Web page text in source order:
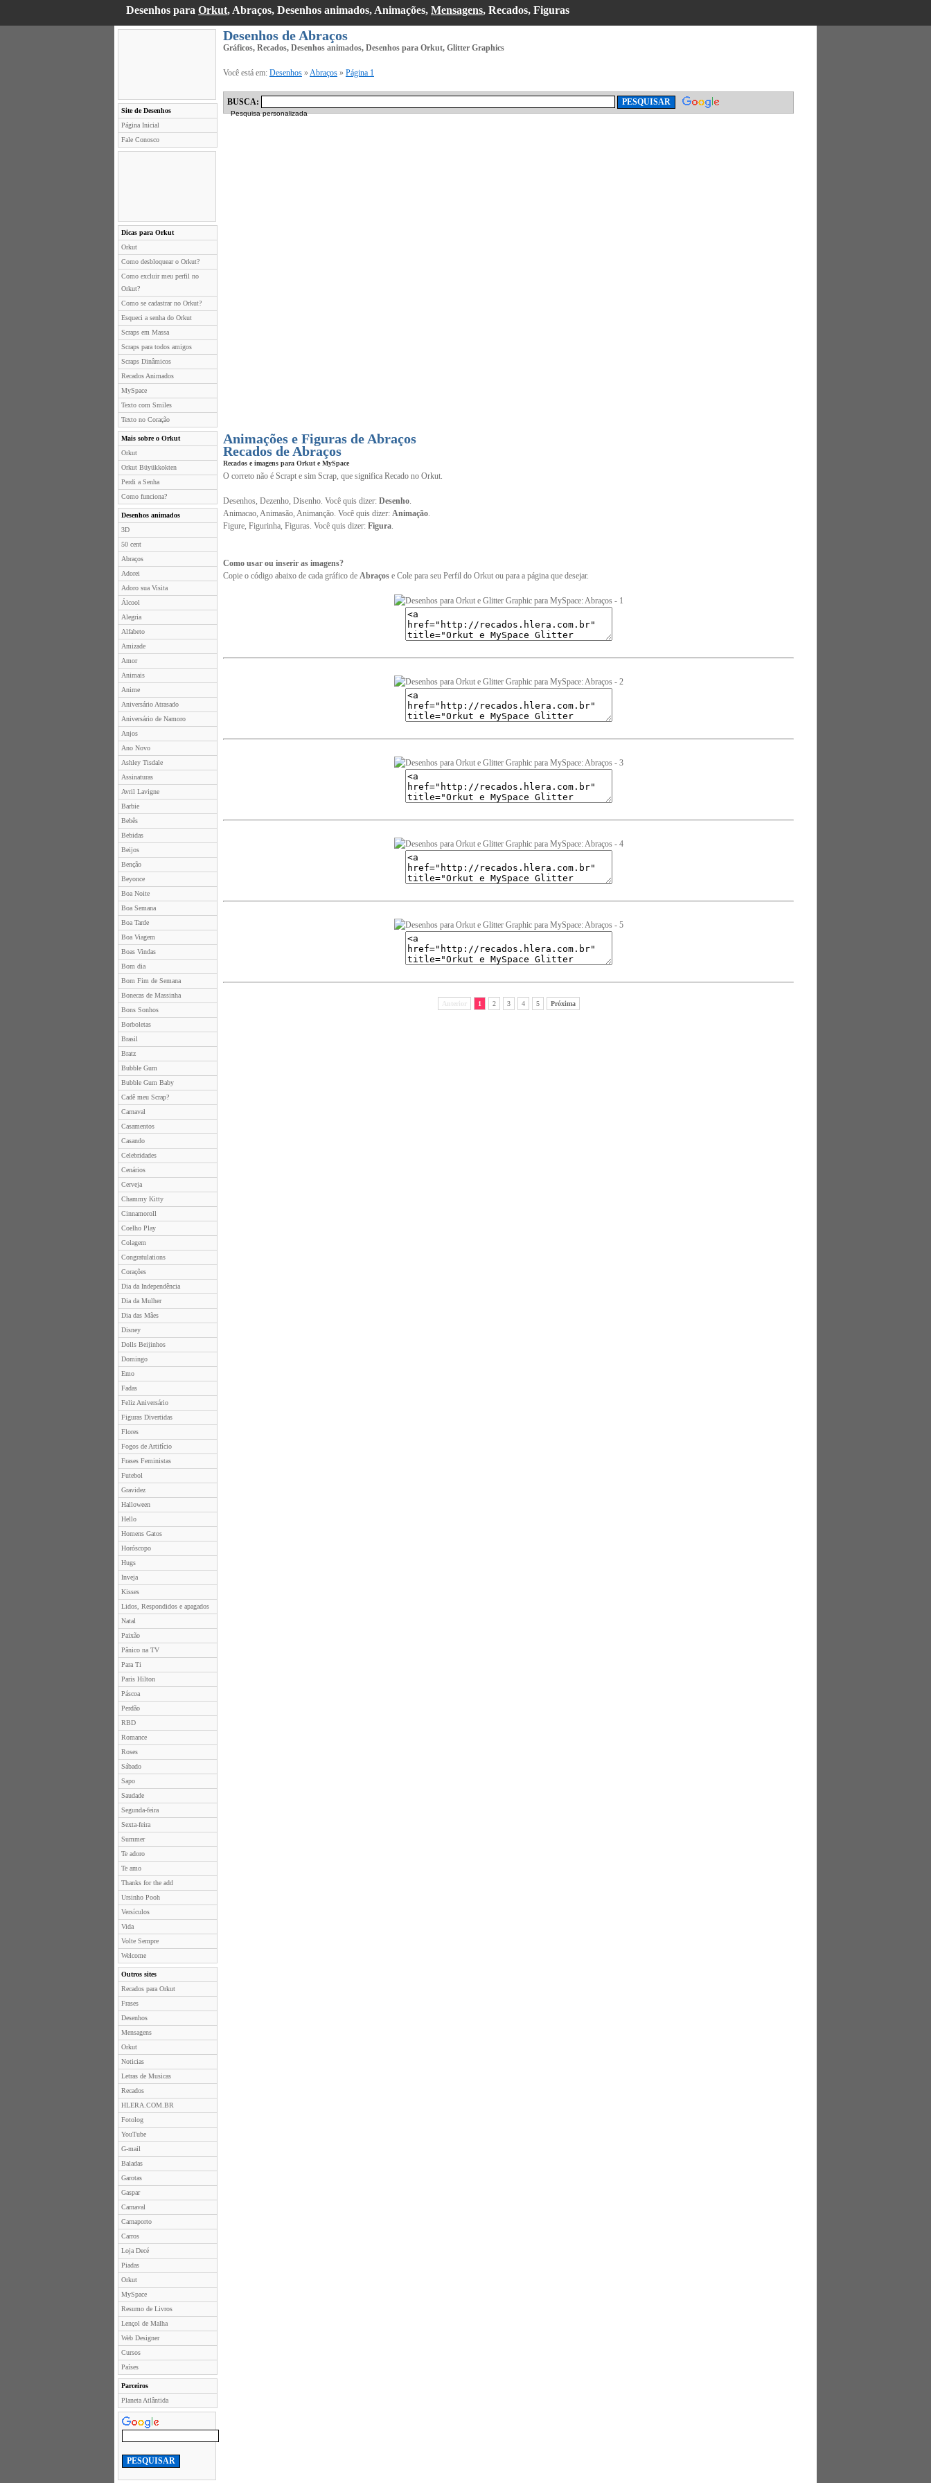
Desenhos para Orkut, Abraços, Desenhos animados, Animações, Mensagens, Recados, Figuras
Site de Desenhos
Página Inicial
Fale Conosco
Dicas para Orkut
Orkut
Como desbloquear o Orkut?
Como excluir meu perfil no
Orkut?
Como se cadastrar no Orkut?
Esqueci a senha do Orkut
Scraps em Massa
Scraps para todos amigos
Scraps Dinâmicos
Recados Animados
MySpace
Texto com Smiles
Texto no Coração
Mais sobre o Orkut
Orkut
Orkut Büyükkokten
Perdi a Senha
Como funciona?
Desenhos animados
3D
50 cent
Abraços
Adorei
Adoro sua Visita
Álcool
Alegria
Alfabeto
Amizade
Amor
Animais
Anime
Aniversário Atrasado
Aniversário de Namoro
Anjos
Ano Novo
Ashley Tisdale
Assinaturas
Avril Lavigne
Barbie
Bebês
Bebidas
Beijos
Benção
Beyonce
Boa Noite
Boa Semana
Boa Tarde
Boa Viagem
Boas Vindas
Bom dia
Bom Fim de Semana
Bonecas de Massinha
Bons Sonhos
Borboletas
Brasil
Bratz
Bubble Gum
Bubble Gum Baby
Cadê meu Scrap?
Carnaval
Casamentos
Casando
Celebridades
Cenários
Cerveja
Chammy Kitty
Cinnamoroll
Coelho Play
Colagem
Congratulations
Corações
Dia da Independência
Dia da Mulher
Dia das Mães
Disney
Dolls Beijinhos
Domingo
Emo
Fadas
Feliz Aniversário
Figuras Divertidas
Flores
Fogos de Artifício
Frases Feministas
Futebol
Gravidez
Halloween
Hello
Homens Gatos
Horóscopo
Hugs
Inveja
Kisses
Lidos, Respondidos e apagados
Natal
Paixão
Pânico na TV
Para Ti
Paris Hilton
Páscoa
Perdão
RBD
Romance
Roses
Sábado
Sapo
Saudade
Segunda-feira
Sexta-feira
Summer
Te adoro
Te amo
Thanks for the add
Ursinho Pooh
Versículos
Vida
Volte Sempre
Welcome
Outros sites
Recados para Orkut
Frases
Desenhos
Mensagens
Orkut
Noticias
Letras de Musicas
Recados
HLERA.COM.BR
Fotolog
YouTube
G-mail
Baladas
Garotas
Gaspar
Carnaval
Carnaporto
Carros
Loja Decé
Piadas
Orkut
MySpace
Resumo de Livros
Lençol de Malha
Web Designer
Cursos
Países
Parceiros
Planeta Atlântida
Desenhos de Abraços
Gráficos, Recados, Desenhos animados, Desenhos para Orkut, Glitter Graphics
Você está em: Desenhos »Abraços » Página 1
BUSCA:
Pesquisa personalizada
Animações e Figuras de Abraços
Recados de Abraços
Recados e imagens para Orkut e MySpace
O correto não é Scrapt e sim Scrap, que significa Recado no Orkut.
Desenhos, Dezenho, Disenho. Você quis dizer: Desenho.
Animacao, Animasão, Animanção. Você quis dizer: Animação.
Figure, Figurinha, Figuras. Você quis dizer: Figura.
Como usar ou inserir as imagens?
Copie o código abaixo de cada gráfico de Abraços e Cole para seu Perfil do Orkut ou para a página que desejar.
Anterior 1 2 3 4 5 Próxima